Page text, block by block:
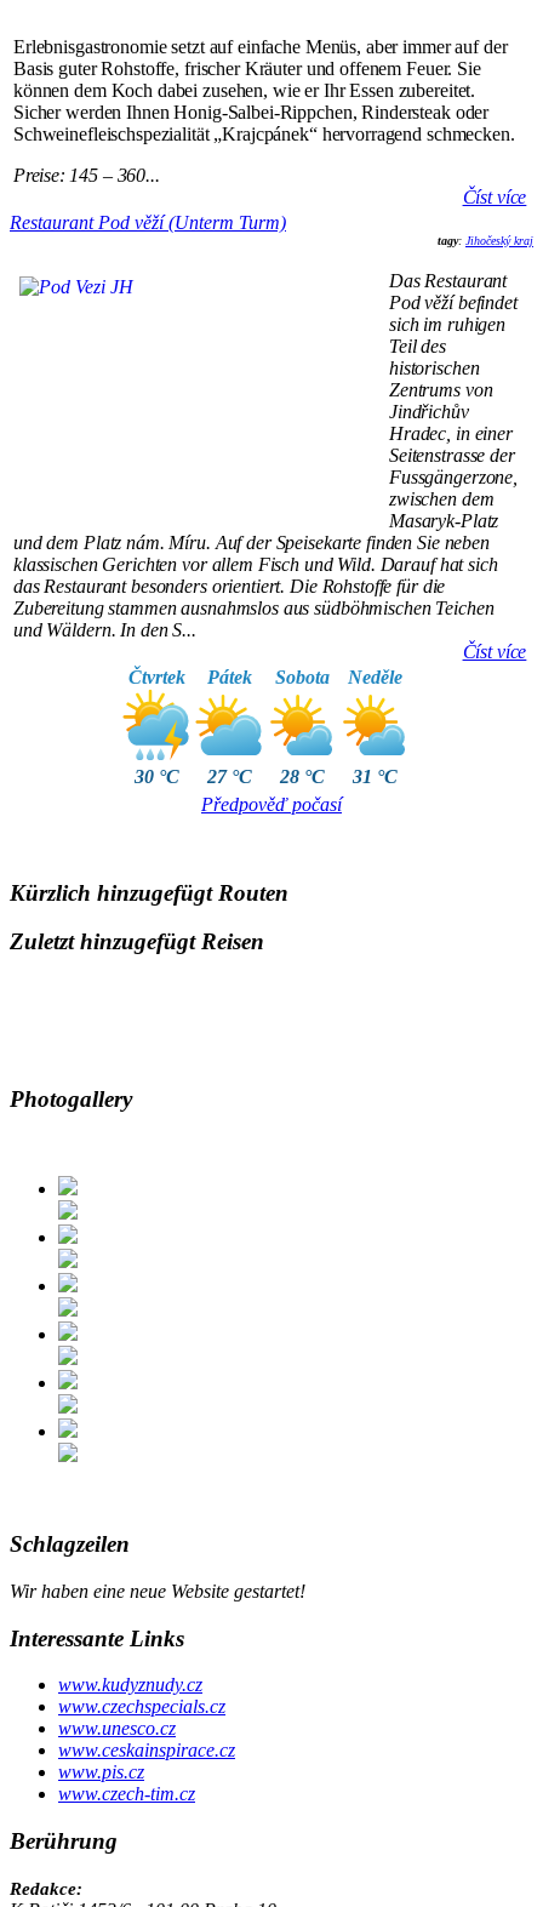
Erlebnisgastronomie setzt auf einfache Menüs, aber immer auf der
Basis guter Rohstoffe, frischer Kräuter und offenem Feuer. Sie
können dem Koch dabei zusehen, wie er Ihr Essen zubereitet.
Sicher werden Ihnen Honig-Salbei-Rippchen, Rindersteak oder
Schweinefleischspezialität „Krajcpánek“ hervorragend schmecken.
Preise: 145 – 360...
Číst více
tagy: Jihočeský kraj
Restaurant Pod věží (Unterm Turm)
Das Restaurant
Pod věží befindet
sich im ruhigen
Teil des
historischen
Zentrums von
Jindřichův
Hradec, in einer
Seitenstrasse der
Fussgängerzone,
zwischen dem
Masaryk-Platz
und dem Platz nám. Míru. Auf der Speisekarte finden Sie neben
klassischen Gerichten vor allem Fisch und Wild. Darauf hat sich
das Restaurant besonders orientiert. Die Rohstoffe für die
Zubereitung stammen ausnahmslos aus südböhmischen Teichen
und Wäldern. In den S...
Číst více
Čtvrtek
30 °C
Pátek
27 °C
Sobota
28 °C
Neděle
31 °C
Předpověď počasí
Kürzlich hinzugefügt Routen
Zuletzt hinzugefügt Reisen
Photogallery
Schlagzeilen
Wir haben eine neue Website gestartet!
Interessante Links
www.kudyznudy.cz
www.czechspecials.cz
www.unesco.cz
www.ceskainspirace.cz
www.pis.cz
www.czech-tim.cz
Berührung
Redakce: